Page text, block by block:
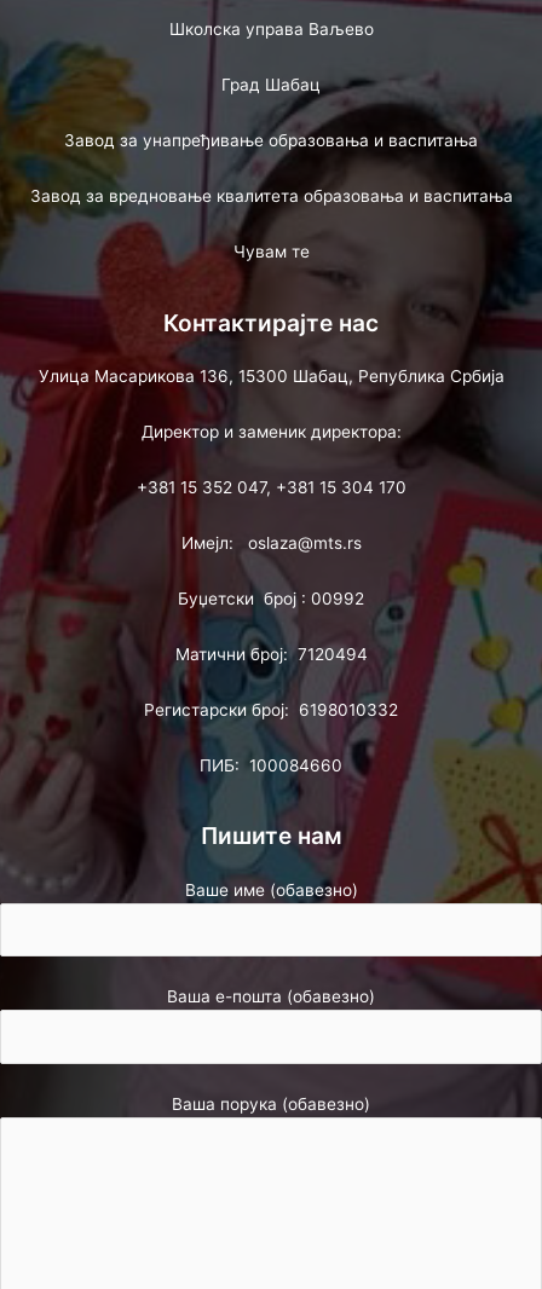
Школска управа Ваљево
Град Шабац
Завод за унапређивање образовања и васпитања
Завод за вредновање квалитета образовања и васпитања
Чувам те
Контактирајте нас
Улица Масарикова 136, 15300 Шабац, Република Србија
Директор и заменик директора:
+381 15 352 047, +381 15 304 170
Имејл: oslaza@mts.rs
Буџетски број : 00992
Матични број: 7120494
Регистарски број: 6198010332
ПИБ: 100084660
Пишите нам
Ваше име (обавезно)
Ваша е-пошта (обавезно)
Ваша порука (обавезно)